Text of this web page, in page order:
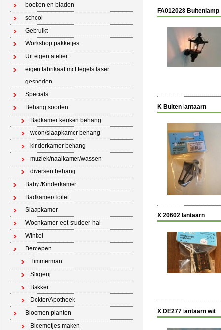
boeken en bladen
school
Gebruikt
Workshop pakketjes
Uit eigen atelier
eigen fabrikaat mdf tegels laser
gesneden
Specials
Behang soorten
Badkamer keuken behang
woon/slaapkamer behang
kinderkamer behang
muziek/naaikamer/wassen
diversen behang
Baby /Kinderkamer
Badkamer/Toilet
Slaapkamer
Woonkamer-eet-studeer-hal
Winkel
Beroepen
Timmerman
Slagerij
Bakker
Dokter/Apotheek
Bloemen planten
Bloemetjes maken
FA012028 Buitenlamp
K Buiten lantaarn
X 20602 lantaarn
X DE277 lantaarn wit